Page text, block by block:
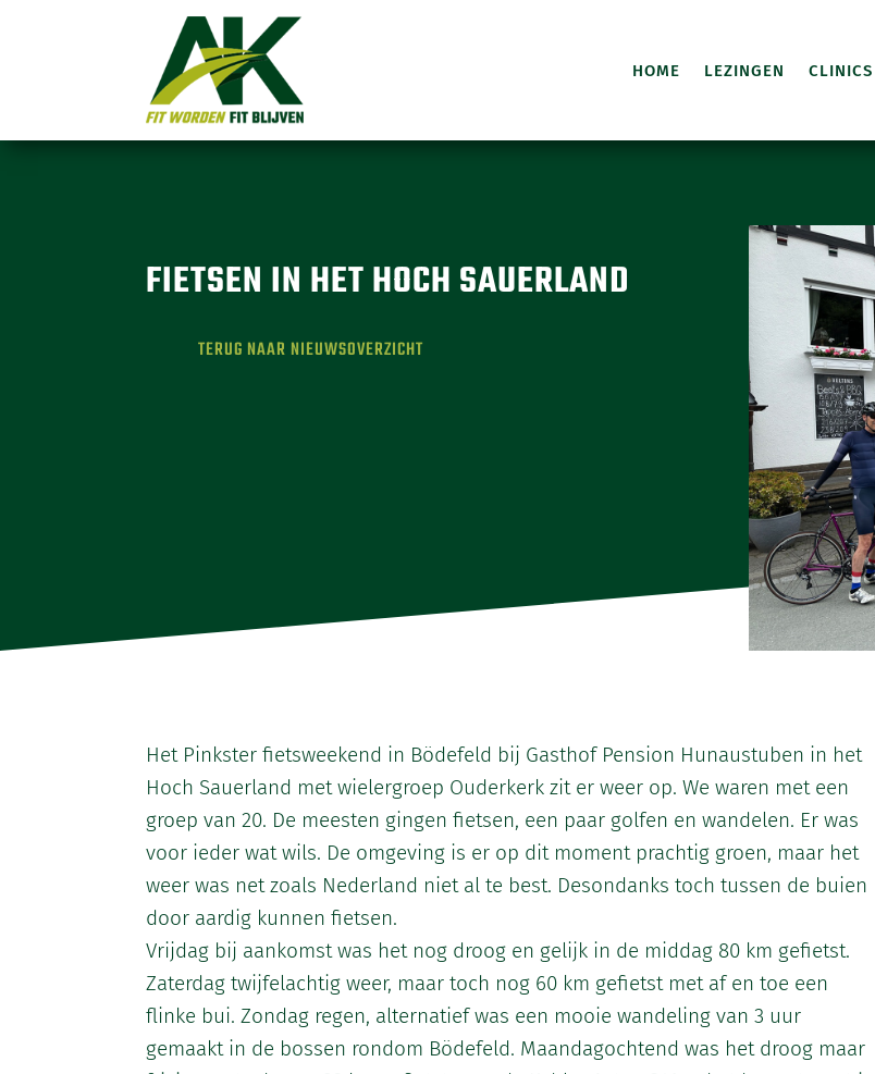
HOME LEZINGEN CLINICS
FIETSEN IN HET HOCH SAUERLAND
TERUG NAAR NIEUWSOVERZICHT
Het Pinkster fietsweekend in Bödefeld bij Gasthof Pension Hunaustuben in het
Hoch Sauerland met wielergroep Ouderkerk zit er weer op. We waren met een
groep van 20. De meesten gingen fietsen, een paar golfen en wandelen. Er was
voor ieder wat wils. De omgeving is er op dit moment prachtig groen, maar het
weer was net zoals Nederland niet al te best. Desondanks toch tussen de buien
door aardig kunnen fietsen.
Vrijdag bij aankomst was het nog droog en gelijk in de middag 80 km gefietst.
Zaterdag twijfelachtig weer, maar toch nog 60 km gefietst met af en toe een
flinke bui. Zondag regen, alternatief was een mooie wandeling van 3 uur
gemaakt in de bossen rondom Bödefeld. Maandagochtend was het droog maar